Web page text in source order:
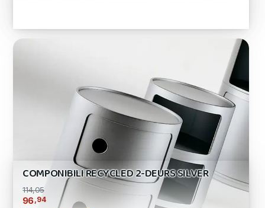
COMPONIBILI RECYCLED 2-DEURS SILVER
114,05
96,94